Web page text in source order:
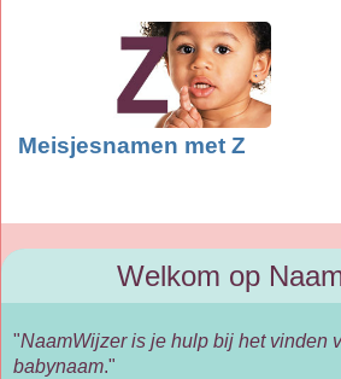
Meisjesnamen met Z
Welkom op
"NaamWijzer is je hulp bij het vinden
babynaam."